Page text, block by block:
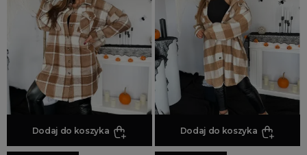
Dodaj do koszyka Dodaj do koszyka